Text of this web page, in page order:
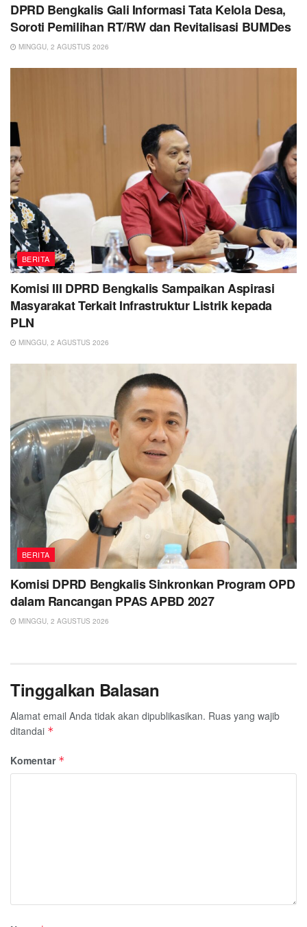
DPRD Bengkalis Gali Informasi Tata Kelola Desa,
Soroti Pemilihan RT/RW dan Revitalisasi BUMDes
MINGGU, 2 AGUSTUS 2026
BERITA
Komisi III DPRD Bengkalis Sampaikan Aspirasi
Masyarakat Terkait Infrastruktur Listrik kepada
PLN
MINGGU, 2 AGUSTUS 2026
BERITA
Komisi DPRD Bengkalis Sinkronkan Program OPD
dalam Rancangan PPAS APBD 2027
MINGGU, 2 AGUSTUS 2026
Tinggalkan Balasan
Alamat email Anda tidak akan dipublikasikan. Ruas yang wajib
ditandai *
Komentar *